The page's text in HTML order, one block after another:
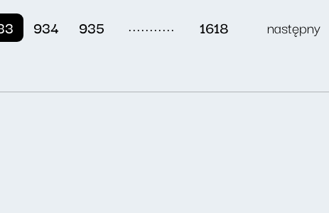
934 935 ........... 1618 następny